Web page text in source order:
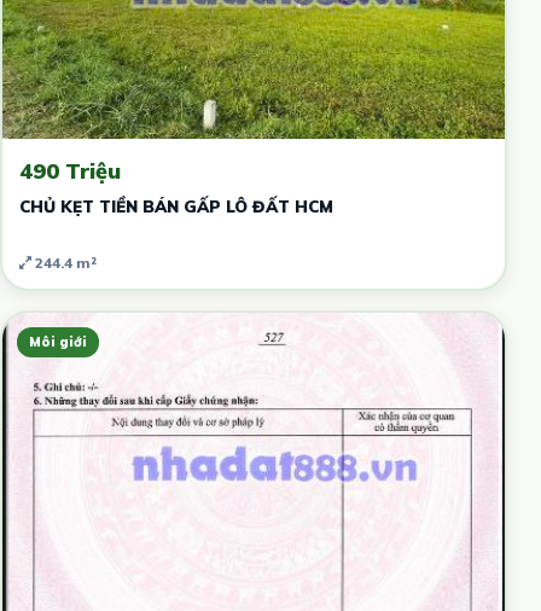
490 Triệu
CHỦ KẸT TIỀN BÁN GẤP LÔ ĐẤT HCM
244.4 m²
Môi giới